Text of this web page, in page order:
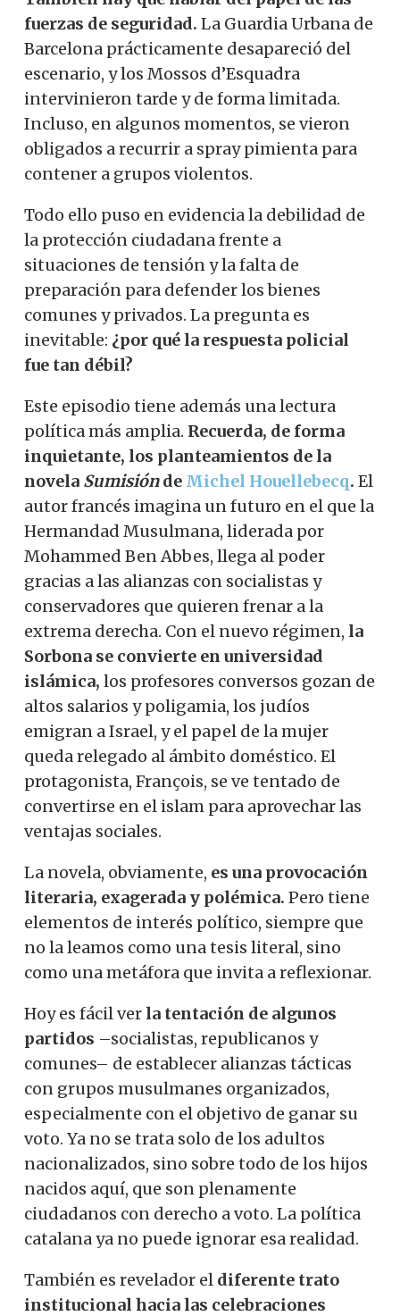
fuerzas de seguridad. La Guardia Urbana de
Barcelona prácticamente desapareció del
escenario, y los Mossos d’Esquadra
intervinieron tarde y de forma limitada.
Incluso, en algunos momentos, se vieron
obligados a recurrir a spray pimienta para
contener a grupos violentos.
Todo ello puso en evidencia la debilidad de
la protección ciudadana frente a
situaciones de tensión y la falta de
preparación para defender los bienes
comunes y privados. La pregunta es
inevitable: ¿por qué la respuesta policial
fue tan débil?
Este episodio tiene además una lectura
política más amplia. Recuerda, de forma
inquietante, los planteamientos de la
novela Sumisión de Michel Houellebecq. El
autor francés imagina un futuro en el que la
Hermandad Musulmana, liderada por
Mohammed Ben Abbes, llega al poder
gracias a las alianzas con socialistas y
conservadores que quieren frenar a la
extrema derecha. Con el nuevo régimen, la
Sorbona se convierte en universidad
islámica, los profesores conversos gozan de
altos salarios y poligamia, los judíos
emigran a Israel, y el papel de la mujer
queda relegado al ámbito doméstico. El
protagonista, François, se ve tentado de
convertirse en el islam para aprovechar las
ventajas sociales.
La novela, obviamente, es una provocación
literaria, exagerada y polémica. Pero tiene
elementos de interés político, siempre que
no la leamos como una tesis literal, sino
como una metáfora que invita a reflexionar.
Hoy es fácil ver la tentación de algunos
partidos –socialistas, republicanos y
comunes– de establecer alianzas tácticas
con grupos musulmanes organizados,
especialmente con el objetivo de ganar su
voto. Ya no se trata solo de los adultos
nacionalizados, sino sobre todo de los hijos
nacidos aquí, que son plenamente
ciudadanos con derecho a voto. La política
catalana ya no puede ignorar esa realidad.
También es revelador el diferente trato
institucional hacia las celebraciones